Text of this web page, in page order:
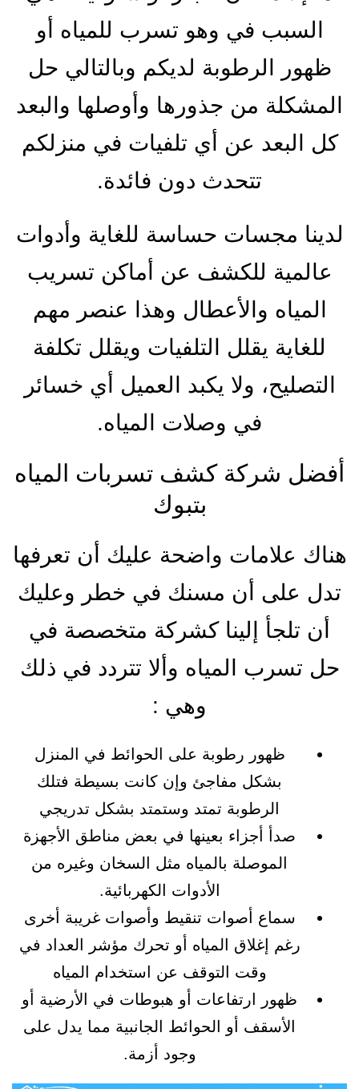
السبب في وهو تسرب للمياه أو
ظهور الرطوبة لديكم وبالتالي حل
المشكلة من جذورها وأوصلها والبعد
كل البعد عن أي تلفيات في منزلكم
تتحدث دون فائدة.
لدينا مجسات حساسة للغاية وأدوات
عالمية للكشف عن أماكن تسريب
المياه والأعطال وهذا عنصر مهم
للغاية يقلل التلفيات ويقلل تكلفة
التصليح، ولا يكبد العميل أي خسائر
في وصلات المياه.
أفضل شركة كشف تسربات المياه
بتبوك
هناك علامات واضحة عليك أن تعرفها
تدل على أن مسنك في خطر وعليك
أن تلجأ إلينا كشركة متخصصة في
حل تسرب المياه وألا تتردد في ذلك
وهي :
ظهور رطوبة على الحوائط في المنزل
بشكل مفاجئ وإن كانت بسيطة فتلك
الرطوبة تمتد وستمتد بشكل تدريجي
صدأ أجزاء بعينها في بعض مناطق الأجهزة
الموصلة بالمياه مثل السخان وغيره من
الأدوات الكهربائية.
سماع أصوات تنقيط وأصوات غريبة أخرى
رغم إغلاق المياه أو تحرك مؤشر العداد في
وقت التوقف عن استخدام المياه
ظهور ارتفاعات أو هبوطات في الأرضية أو
الأسقف أو الحوائط الجانبية مما يدل على
وجود أزمة.